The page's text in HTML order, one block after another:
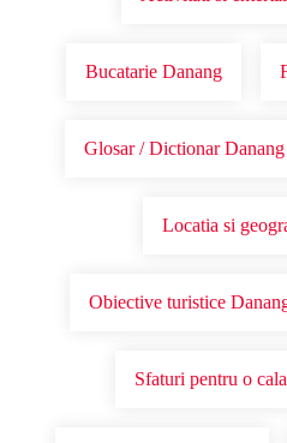
Bucatarie Danang
Glosar / Dictionar Danang
Locatia si
Obiective turistice
Sfaturi pentru o